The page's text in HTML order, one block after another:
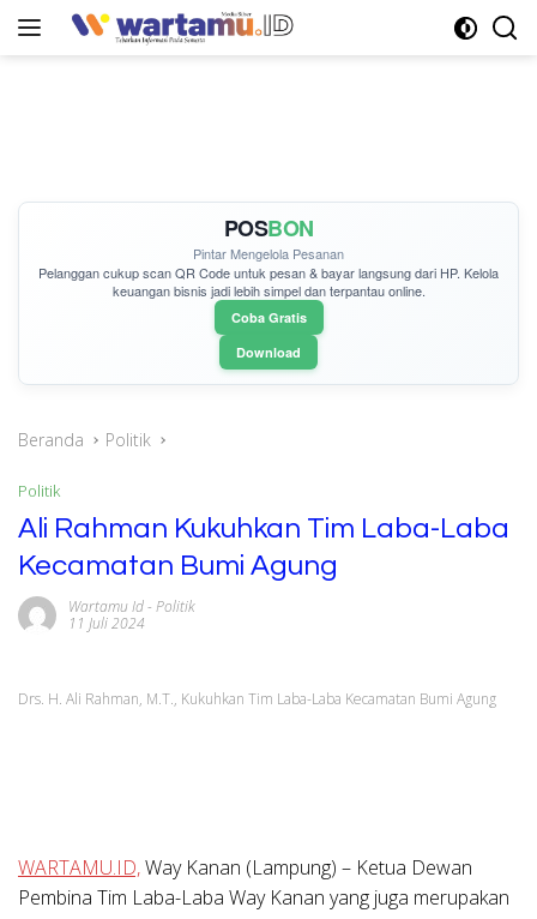
POSBON
Pintar Mengelola Pesanan
Pelanggan cukupscan QR Codeuntuk pesan & bayar langsung dari HP. Kelola
keuangan bisnis jadi lebih simpel dan terpantau online.
Coba Gratis
Download
Beranda Politik
Politik
Ali Rahman Kukuhkan Tim Laba-Laba
Kecamatan Bumi Agung
Wartamu Id- Politik
11 Juli 2024
Drs. H. Ali Rahman, M.T., Kukuhkan Tim Laba-Laba Kecamatan Bumi Agung
WARTAMU.ID,Way Kanan (Lampung) – Ketua Dewan
Pembina Tim Laba-Laba Way Kanan yang juga merupakan